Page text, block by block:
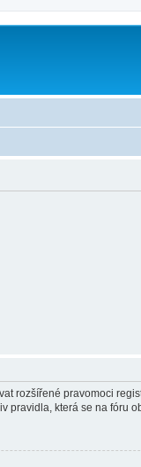
rozšířené pravomoci
pravidla, která se na fóru